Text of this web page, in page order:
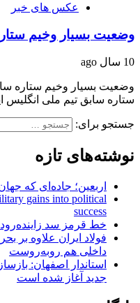
عکس های خبر
وضعیت بسیار وخیم
10 سال ago
وضعیت بسیار وخیم ستاره
ستاره سابق تیم ملی انگلیس
جستجو برای:
نوشته‌های تازه
اربعین؛ جاده‌ای که
gains into political
success
خط قرمز سد زاینده‌رود، ۲۳۶ میلیون مترمکعب
فولاد ایران علاوه بر
داخلی هم روبه‌روست
استاندار اصفهان:
جدید آغاز شده است